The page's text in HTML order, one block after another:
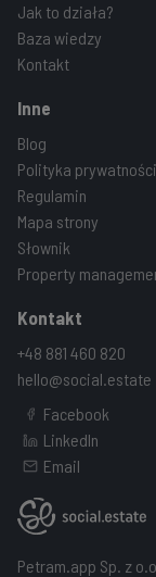
Jak to działa?
Baza wiedzy
Kontakt
Inne
Blog
Polityka
Regulamin
Mapa strony
Słownik
Property
Kontakt
+48 881 460 820
hello@social.estate
Facebook
LinkedIn
Email
Petram.app Sp. z